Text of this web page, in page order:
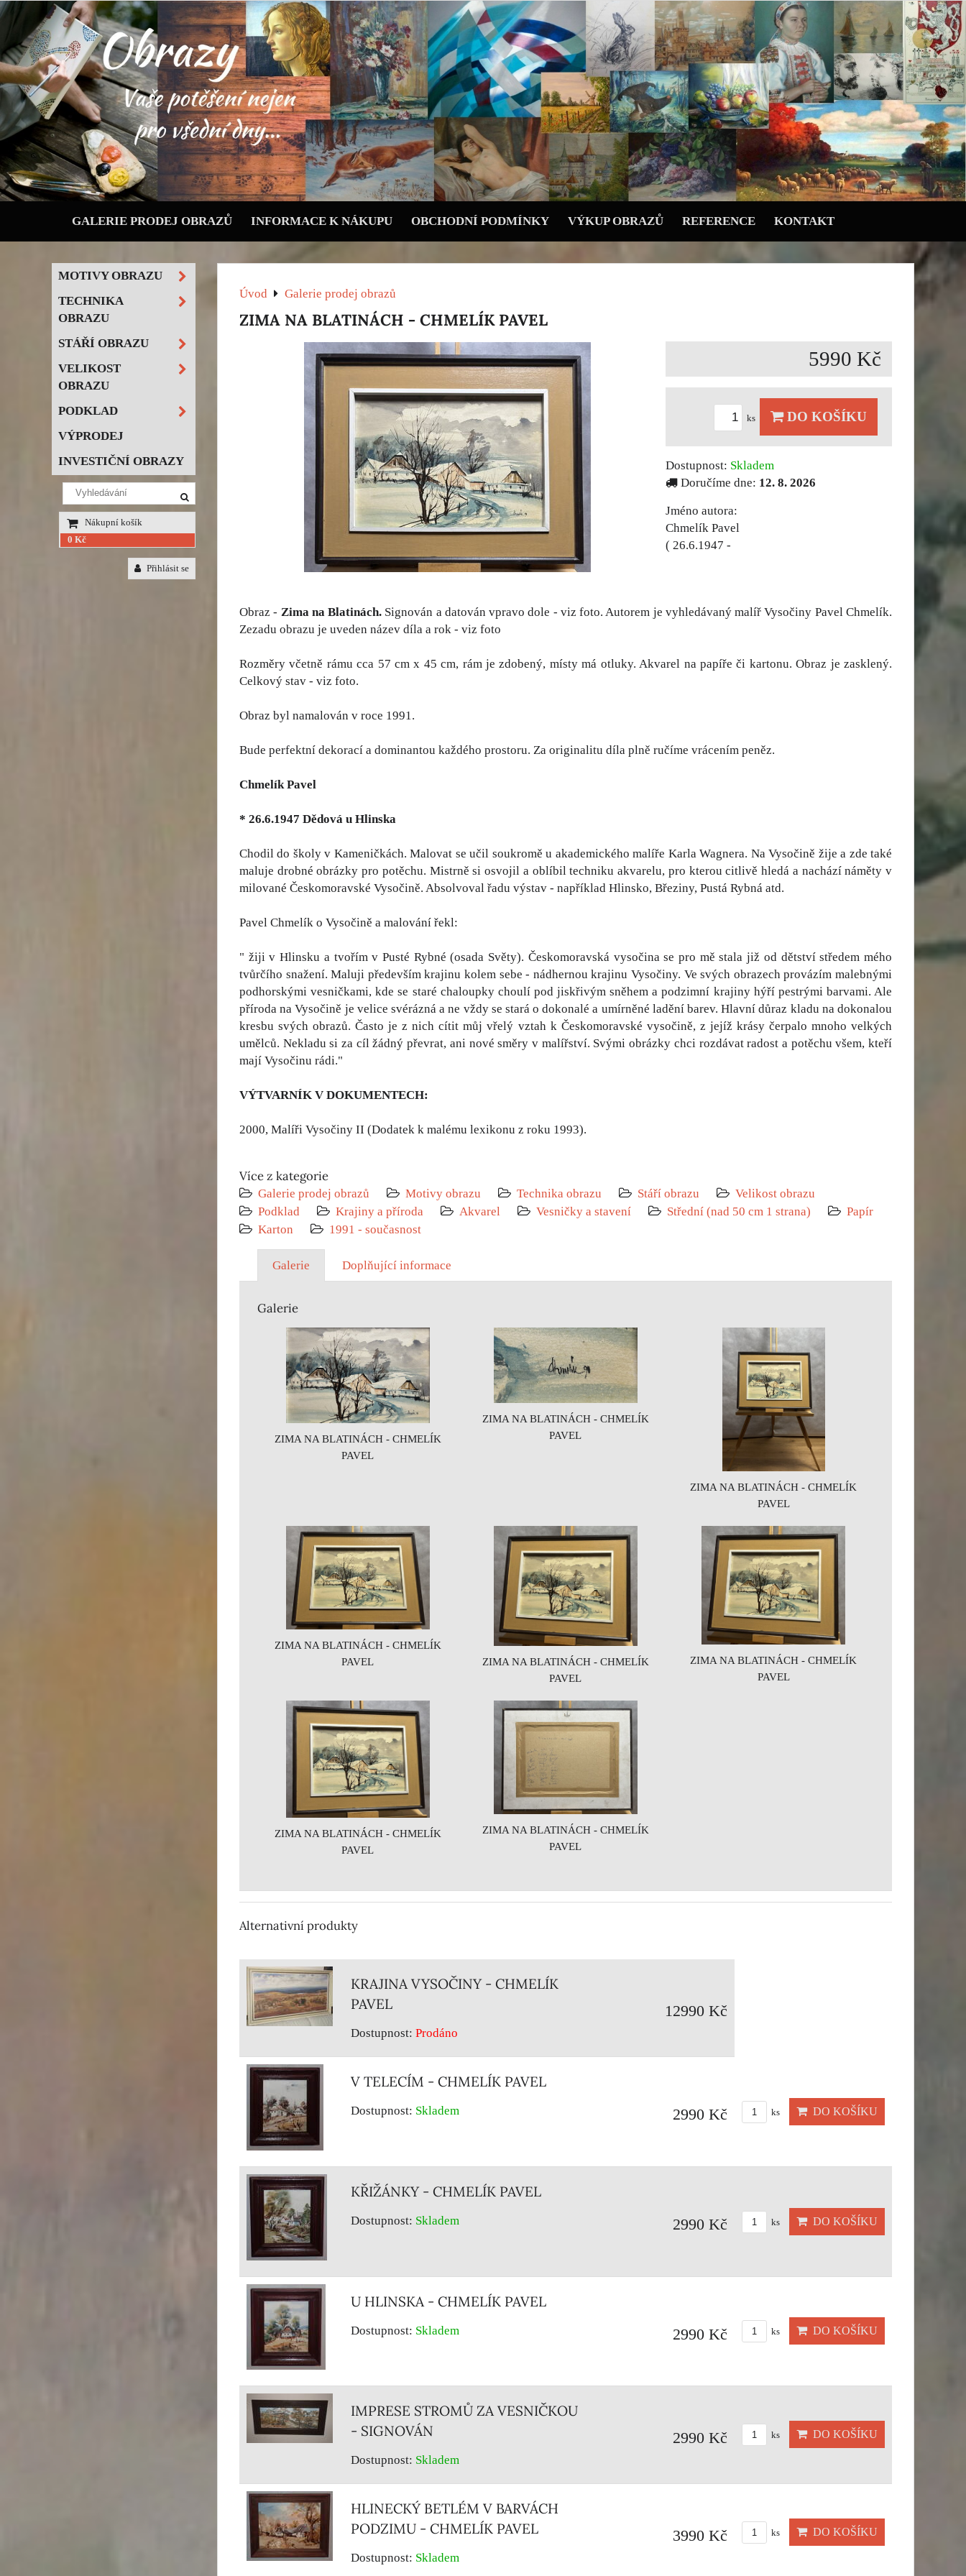
GALERIE PRODEJ OBRAZŮ INFORMACE K NÁKUPU OBCHODNÍ PODMÍNKY VÝKUP OBRAZŮ REFERENCE KONTAKT
Úvod Galerie prodej obrazů
ZIMA NA BLATINÁCH - CHMELÍK PAVEL
5990 Kč
ks DO KOŠÍKU
Dostupnost: Skladem
Doručíme dne: 12. 8. 2026
Jméno autora:
Chmelík Pavel
( 26.6.1947 -
Obraz - Zima na Blatinách. Signován a datován vpravo dole - viz foto. Autorem je vyhledávaný malíř Vysočiny Pavel Chmelík.
Zezadu obrazu je uveden název díla a rok - viz foto
Rozměry včetně rámu cca 57 cm x 45 cm, rám je zdobený, místy má otluky. Akvarel na papíře či kartonu. Obraz je zasklený.
Celkový stav - viz foto.
Obraz byl namalován v roce 1991.
Bude perfektní dekorací a dominantou každého prostoru. Za originalitu díla plně ručíme vrácením peněz.
Chmelík Pavel
* 26.6.1947 Dědová u Hlinska
Chodil do školy v Kameničkách. Malovat se učil soukromě u akademického malíře Karla Wagnera. Na Vysočině žije a zde také
maluje drobné obrázky pro potěchu. Mistrně si osvojil a oblíbil techniku akvarelu, pro kterou citlivě hledá a nachází náměty v
milované Českomoravské Vysočině. Absolvoval řadu výstav - například Hlinsko, Březiny, Pustá Rybná atd.
Pavel Chmelík o Vysočině a malování řekl:
" žiji v Hlinsku a tvořím v Pusté Rybné (osada Světy). Českomoravská vysočina se pro mě stala již od dětství středem mého
tvůrčího snažení. Maluji především krajinu kolem sebe - nádhernou krajinu Vysočiny. Ve svých obrazech provázím malebnými
podhorskými vesničkami, kde se staré chaloupky choulí pod jiskřivým sněhem a podzimní krajiny hýří pestrými barvami. Ale
příroda na Vysočině je velice svérázná a ne vždy se stará o dokonalé a umírněné ladění barev. Hlavní důraz kladu na dokonalou
kresbu svých obrazů. Často je z nich cítit můj vřelý vztah k Českomoravské vysočině, z jejíž krásy čerpalo mnoho velkých
umělců. Nekladu si za cíl žádný převrat, ani nové směry v malířství. Svými obrázky chci rozdávat radost a potěchu všem, kteří
mají Vysočinu rádi."
VÝTVARNÍK V DOKUMENTECH:
2000, Malíři Vysočiny II (Dodatek k malému lexikonu z roku 1993).
Více z kategorie
Galerie prodej obrazů Motivy obrazu Technika obrazu Stáří obrazu
Velikost obrazu
Podklad
Krajiny a příroda Akvarel Vesničky a stavení Střední (nad 50 cm 1 strana)
Papír
Karton
1991 - současnost
Galerie Doplňující informace
Galerie
ZIMA NA BLATINÁCH - CHMELÍK
PAVEL
ZIMA NA BLATINÁCH - CHMELÍK
PAVEL
ZIMA NA BLATINÁCH - CHMELÍK
PAVEL
ZIMA NA BLATINÁCH - CHMELÍK
PAVEL
ZIMA NA BLATINÁCH - CHMELÍK
PAVEL
ZIMA NA BLATINÁCH - CHMELÍK
PAVEL
ZIMA NA BLATINÁCH - CHMELÍK
PAVEL
ZIMA NA BLATINÁCH - CHMELÍK
PAVEL
Alternativní produkty
KRAJINA VYSOČINY - CHMELÍK
PAVEL
Dostupnost: Prodáno
12990 Kč
V TELECÍM - CHMELÍK PAVEL
Dostupnost: Skladem 2990 Kč ks DO KOŠÍKU
KŘIŽÁNKY - CHMELÍK PAVEL
Dostupnost: Skladem 2990 Kč ks DO KOŠÍKU
U HLINSKA - CHMELÍK PAVEL
Dostupnost: Skladem 2990 Kč ks DO KOŠÍKU
IMPRESE STROMŮ ZA VESNIČKOU
- SIGNOVÁN
Dostupnost: Skladem
2990 Kč ks DO KOŠÍKU
HLINECKÝ BETLÉM V BARVÁCH
PODZIMU - CHMELÍK PAVEL
Dostupnost: Skladem
3990 Kč ks DO KOŠÍKU
MOTIVY OBRAZU
TECHNIKA
OBRAZU
STÁŘÍ OBRAZU
VELIKOST
OBRAZU
PODKLAD
VÝPRODEJ
INVESTIČNÍ OBRAZY
Nákupní košík
0 Kč
Přihlásit se